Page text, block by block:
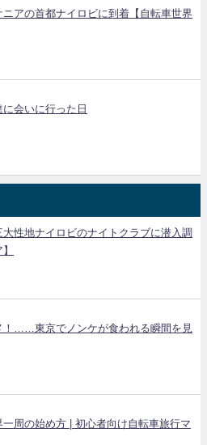
ニアの首都ナイロビに到着【自転車世界
会いに行った日
大性地ナイロビのナイトクラブに潜入調
！……東京でノンケが食われる瞬間を見
一周の始め方 | 初心者向け自転車旅行マ